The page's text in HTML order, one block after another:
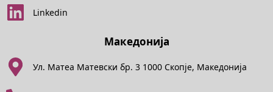
Linkedin
Македонија
Ул. Матеа Матевски бр. 3 1000 Скопје, Македонија